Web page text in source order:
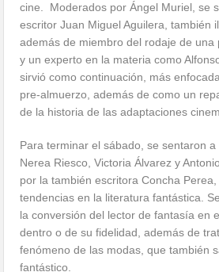
cine. Moderados por Ángel Muriel, se
escritor Juan Miguel Aguilera, también
además de miembro del rodaje de una
y un experto en la materia como
sirvió como continuación, más
pre-almuerzo, además de como un
de la historia de las adaptaciones
Para terminar el sábado, se sentaron
Nerea Riesco, Victoria Álvarez y
por la también escritora Concha
tendencias en la literatura fantástica.
la conversión del lector de fantasía en
dentro o de su fidelidad, además de
fenómeno de las modas, que también
fantástico.